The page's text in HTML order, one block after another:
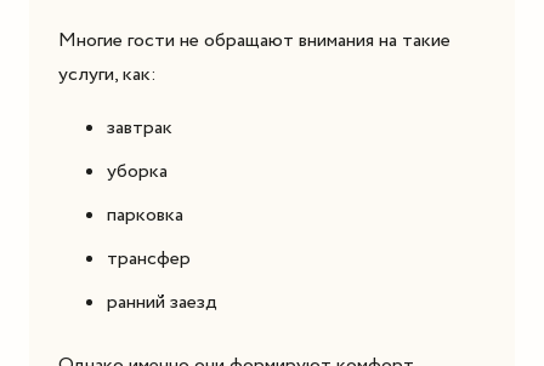
Многие гости не обращают внимания на такие
услуги, как:
завтрак
уборка
парковка
трансфер
ранний заезд